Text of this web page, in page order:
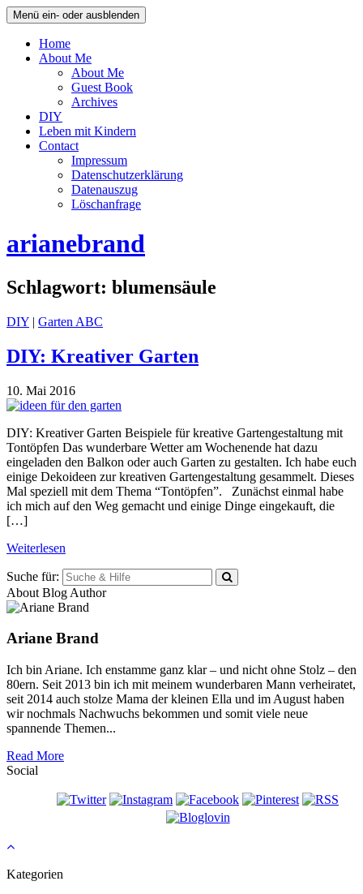
Menü ein- oder ausblenden
Home
About Me
About Me
Guest Book
Archives
DIY
Leben mit Kindern
Contact
Impressum
Datenschutzerklärung
Datenauszug
Löschanfrage
arianebrand
Schlagwort: blumensäule
DIY | Garten ABC
DIY: Kreativer Garten
10. Mai 2016
DIY: Kreativer Garten Beispiele für kreative Gartengestaltung mit
Tontöpfen Das wunderbare Wetter am Wochenende hat dazu
eingeladen den Balkon oder auch Garten zu gestalten. Ich habe euch
einige Dekoideen zur kreativen Gartengestaltung gesammelt. Dieses
Mal speziell mit dem Thema “Tontöpfen”. Zunächst einmal habe
ich mich auf den Weg gemacht und einige Dinge eingekauft, die
[…]
Weiterlesen
Suche für:
About Blog Author
Ariane Brand
Ich bin Ariane. Ich enstamme ganz klar – und nicht ohne Stolz – den
80ern. Seit 2013 bin ich mit meinem wunderbaren Mann verheiratet,
seit 2014 auch stolze Mama der kleinen Ella und im August haben
wir nochmals Nachwuchs bekommen und somit viele neue
spannende Themen...
Read More
Social
Kategorien